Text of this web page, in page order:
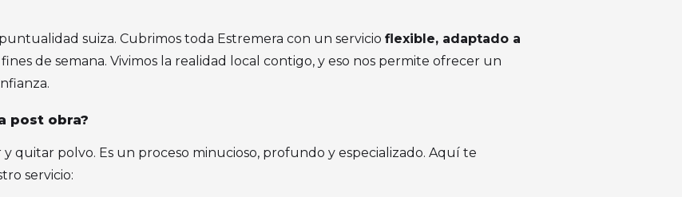
suiza. Cubrimos toda Estremera con un servicio flexible, adaptado a
fines de semana. Vivimos la realidad local contigo, y eso nos permite ofrecer un
post obra?
y quitar polvo. Es un proceso minucioso, profundo y especializado. Aquí te
servicio: